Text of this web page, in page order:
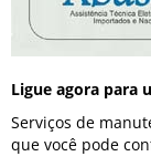
Ligue agora para
Serviços de
que você pode